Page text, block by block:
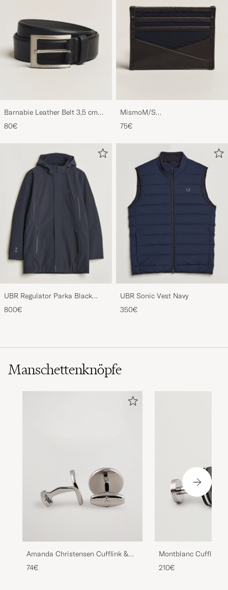
Barnabie Leather Belt 3,5 cm
Black
80€
MismoM/S
CardholderNavy/Dark Brown
75€
UBR Regulator Parka Black
Storm
800€
UBR Sonic Vest Navy
350€
Manschettenknöpfe
Amanda Christensen Cufflink &
Shirt Studs Set White/Silver
74€
Montblanc Cufflinks
210€